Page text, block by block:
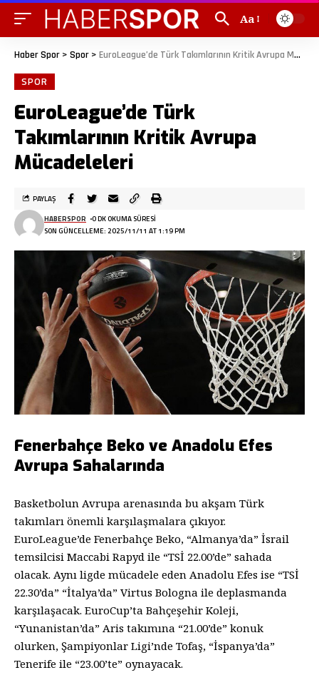
Aa
Haber Spor > Spor > EuroLeague’de Türk Takımlarının Kritik Avrupa Mücadeleleri
SPOR
EuroLeague’de Türk
Takımlarının Kritik Avrupa
Mücadeleleri
SON GÜNCELLEME: 2025/11/11 AT 1:19 PM
HABERSPOR 0 DK OKUMA SÜRESI
PAYLAŞ
Fenerbahçe Beko ve Anadolu Efes
Avrupa Sahalarında
Basketbolun Avrupa arenasında bu akşam Türk
takımları önemli karşılaşmalara çıkıyor.
EuroLeague’de Fenerbahçe Beko, “Almanya’da” İsrail
temsilcisi Maccabi Rapyd ile “TSİ 22.00’de” sahada
olacak. Aynı ligde mücadele eden Anadolu Efes ise “TSİ
22.30’da” “İtalya’da” Virtus Bologna ile deplasmanda
karşılaşacak. EuroCup’ta Bahçeşehir Koleji,
“Yunanistan’da” Aris takımına “21.00’de” konuk
olurken, Şampiyonlar Ligi’nde Tofaş, “İspanya’da”
Tenerife ile “23.00’te” oynayacak.